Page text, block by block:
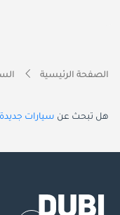
الصفحة الرئيسية
هل تبحث عن سيارات